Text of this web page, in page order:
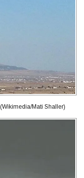
(Wikimedia/Mati Shaller)